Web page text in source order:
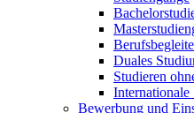
Duales
Studieren
Internationale
Bewerbung und